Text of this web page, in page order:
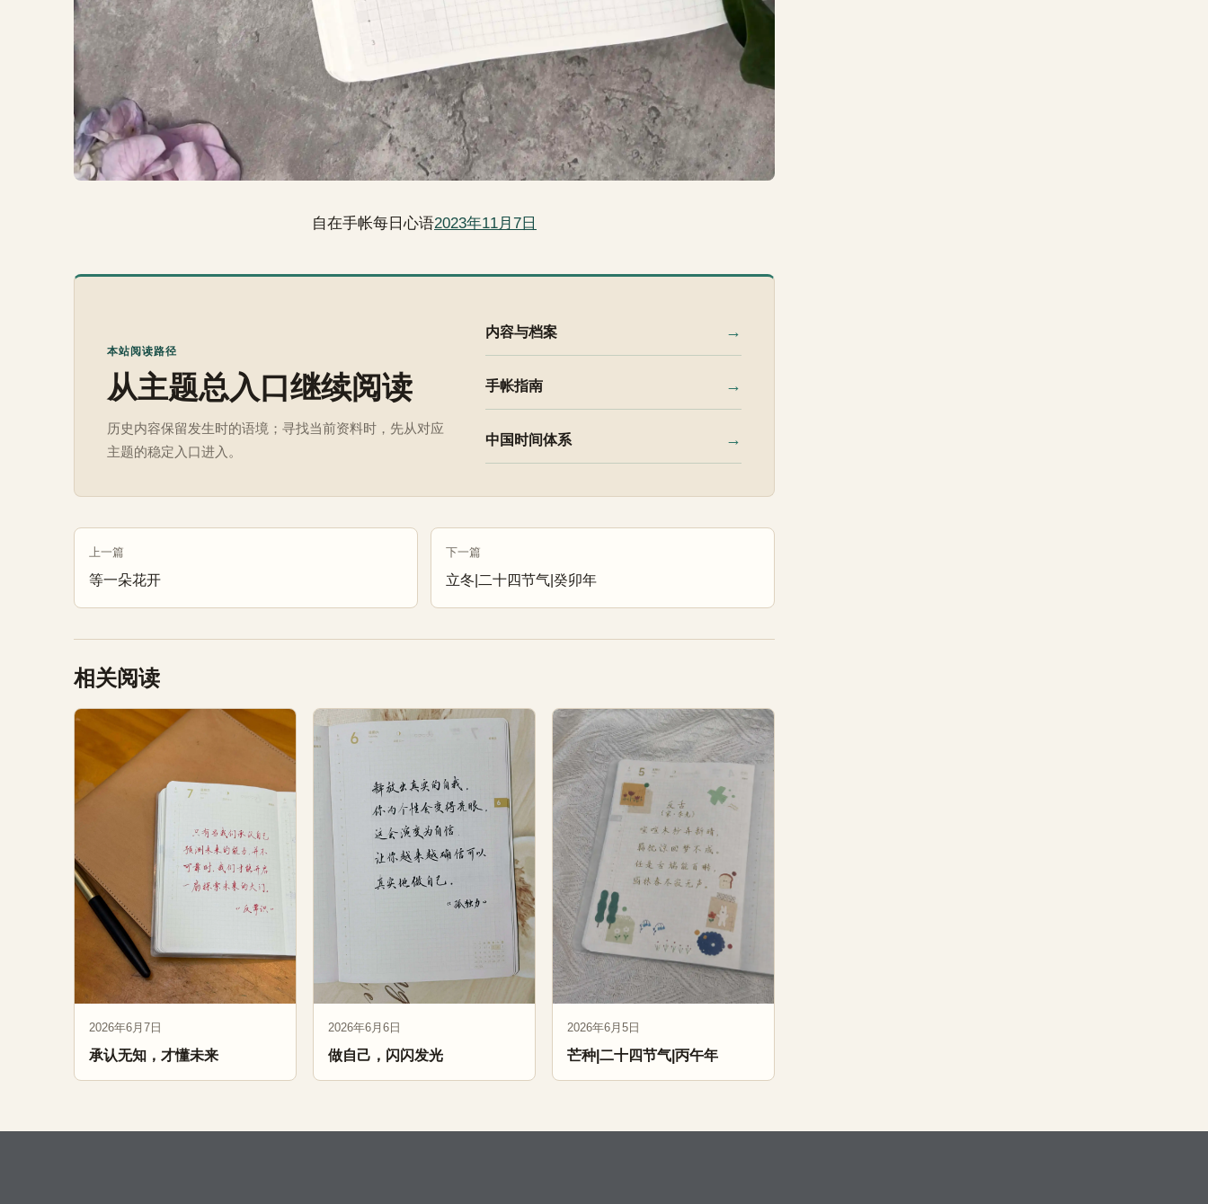
自在手帐每日心语2023年11月7日
本站阅读路径
从主题总入口继续阅读
历史内容保留发生时的语境；寻找当前资料时，先从对应
主题的稳定入口进入。
内容与档案 →
手帐指南 →
中国时间体系 →
上一篇
等一朵花开
下一篇
立冬|二十四节气|癸卯年
相关阅读
2026年6月7日
承认无知，才懂未来
2026年6月6日
做自己，闪闪发光
2026年6月5日
芒种|二十四节气|丙午年